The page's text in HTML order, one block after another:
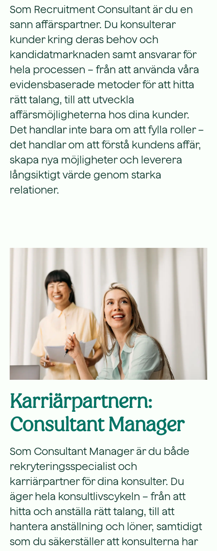
Som Recruitment Consultant är du en
sann affärspartner. Du konsulterar
kunder kring deras behov och
kandidatmarknaden samt ansvarar för
hela processen – från att använda våra
evidensbaserade metoder för att hitta
rätt talang, till att utveckla
affärsmöjligheterna hos dina kunder.
Det handlar inte bara om att fylla roller –
det handlar om att förstå kundens affär,
skapa nya möjligheter och leverera
långsiktigt värde genom starka
relationer.
Karriärpartnern:
Consultant Manager
Som Consultant Manager är du både
rekryteringsspecialist och
karriärpartner för dina konsulter. Du
äger hela konsultlivscykeln – från att
hitta och anställa rätt talang, till att
hantera anställning och löner, samtidigt
som du säkerställer att konsulterna har